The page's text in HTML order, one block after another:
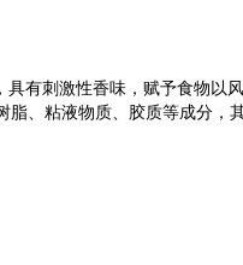
有刺激性香味，赋予食物以
、粘液物质、胶质等成分，